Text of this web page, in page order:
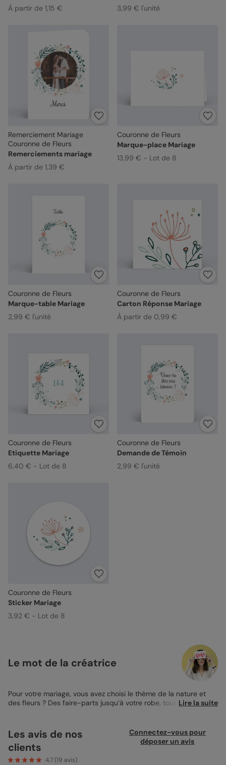
À partir de 1,15 € 3,99 € l'unité
Remerciement Mariage
Couronne de Fleurs
Remerciements mariage
À partir de 1,39 €
Couronne de Fleurs
Marque-place Mariage
13,99 € - Lot de 8
Couronne de Fleurs
Marque-table Mariage
2,99 € l'unité
Couronne de Fleurs
Carton Réponse Mariage
À partir de 0,99 €
Couronne de Fleurs
Etiquette Mariage
6,40 € - Lot de 8
Couronne de Fleurs
Demande de Témoin
2,99 € l'unité
Couronne de Fleurs
Sticker Mariage
3,92 € - Lot de 8
Le mot de la créatrice
Pour votre mariage, vous avez choisi le thème de la nature et
des fleurs ? Des faire-parts jusqu’à votre robe, tous les détails
jusqu’au bout et rester fidèle à l’atmosphère bucolique de votre
mariage, j’ai imaginé cette jolie
Carte de Remerciements de
Mariage Couronne de Fleurs
nature qui souhaitent donner une petite note champêtre à leur
Lire la suite
Les avis de nos
clients
4.7(19 avis)
Connectez-vous pour
déposer un avis